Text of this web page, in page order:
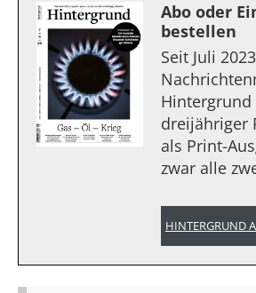
Abo oder
bestellen
Seit Juli
Hintergrund
dreijähriger
als Print-
zwar alle
HINTERGRUND